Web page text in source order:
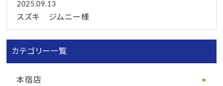
2025.09.13
スズキ ジムニー様
カテゴリー一覧
本宿店